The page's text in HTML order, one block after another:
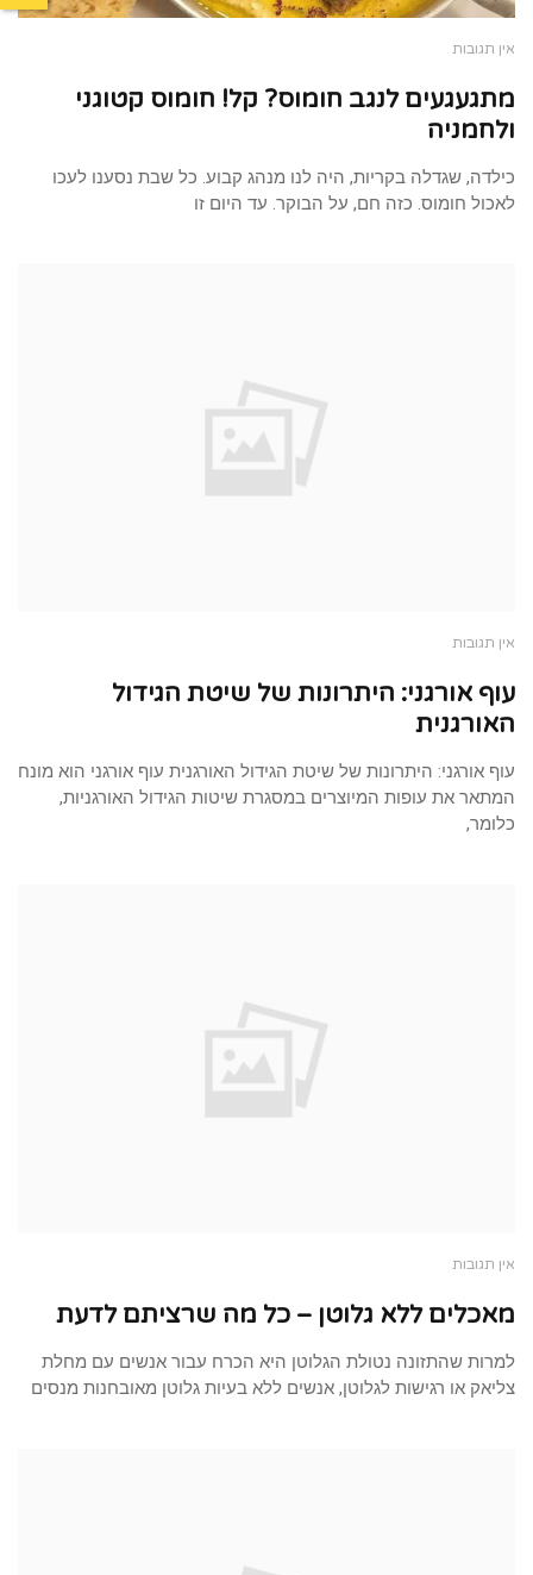
אין תגובות
מתגעגעים לנגב חומוס? קל! חומוס קטוגני
ולחמניה
כילדה, שגדלה בקריות, היה לנו מנהג קבוע. כל שבת נסענו לעכו
לאכול חומוס. כזה חם, על הבוקר. עד היום זו
אין תגובות
עוף אורגני: היתרונות של שיטת הגידול
האורגנית
עוף אורגני: היתרונות של שיטת הגידול האורגנית עוף אורגני הוא מונח
המתאר את עופות המיוצרים במסגרת שיטות הגידול האורגניות,
כלומר,
אין תגובות
מאכלים ללא גלוטן – כל מה שרציתם לדעת
למרות שהתזונה נטולת הגלוטן היא הכרח עבור אנשים עם מחלת
צליאק או רגישות לגלוטן, אנשים ללא בעיות גלוטן מאובחנות מנסים